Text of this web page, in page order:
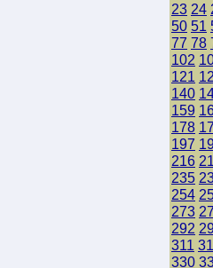
23 24
50 51
77 78
102
121
140
159
178
197
216
235
254
273
292
311
330